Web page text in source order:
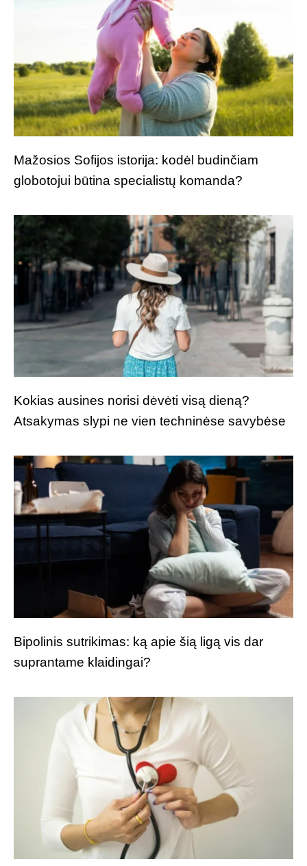
Mažosios Sofijos istorija: kodėl budinčiam
globotojui būtina specialistų komanda?
Kokias ausines norisi dėvėti visą dieną?
Atsakymas slypi ne vien techninėse savybėse
Bipolinis sutrikimas: ką apie šią ligą vis dar
suprantame klaidingai?